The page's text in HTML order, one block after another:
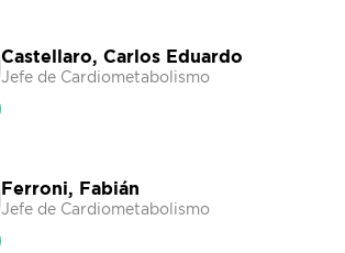
Castellaro, Carlos Eduardo
Jefe de Cardiometabolismo
Ferroni, Fabián
Jefe de Cardiometabolismo